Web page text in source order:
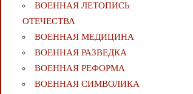
ВОЕННАЯ ЛЕТОПИСЬ
ОТЕЧЕСТВА
ВОЕННАЯ МЕДИЦИНА
ВОЕННАЯ РАЗВЕДКА
ВОЕННАЯ РЕФОРМА
ВОЕННАЯ СИМВОЛИКА